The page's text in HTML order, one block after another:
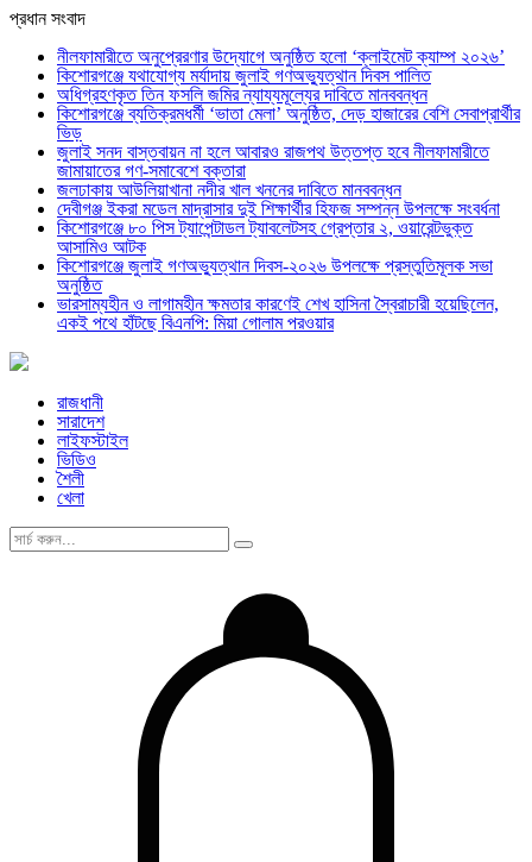
প্রধান সংবাদ
নীলফামারীতে অনুপ্রেরণার উদ্যোগে অনুষ্ঠিত হলো ‘ক্লাইমেট ক্যাম্প ২০২৬’
কিশোরগঞ্জে যথাযোগ্য মর্যাদায় জুলাই গণঅভ্যুত্থান দিবস পালিত
অধিগ্রহণকৃত তিন ফসলি জমির ন্যায্যমূল্যের দাবিতে মানববন্ধন
কিশোরগঞ্জে ব্যতিক্রমধর্মী ‘ভাতা মেলা’ অনুষ্ঠিত, দেড় হাজারের বেশি সেবাপ্রার্থীর
ভিড়
জুলাই সনদ বাস্তবায়ন না হলে আবারও রাজপথ উত্তপ্ত হবে নীলফামারীতে
জামায়াতের গণ-সমাবেশে বক্তারা
জলঢাকায় আউলিয়াখানা নদীর খাল খননের দাবিতে মানববন্ধন
দেবীগঞ্জ ইকরা মডেল মাদ্রাসার দুই শিক্ষার্থীর হিফজ সম্পন্ন উপলক্ষে সংবর্ধনা
কিশোরগঞ্জে ৮০ পিস ট্যাপেন্টাডল ট্যাবলেটসহ গ্রেপ্তার ২, ওয়ারেন্টভুক্ত
আসামিও আটক
কিশোরগঞ্জে জুলাই গণঅভ্যুত্থান দিবস-২০২৬ উপলক্ষে প্রস্তুতিমূলক সভা
অনুষ্ঠিত
ভারসাম্যহীন ও লাগামহীন ক্ষমতার কারণেই শেখ হাসিনা স্বৈরাচারী হয়েছিলেন,
একই পথে হাঁটছে বিএনপি: মিয়া গোলাম পরওয়ার
রাজধানী
সারাদেশ
লাইফস্টাইল
ভিডিও
শৈলী
খেলা